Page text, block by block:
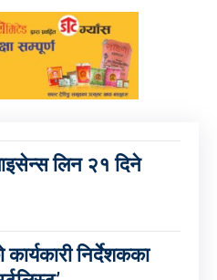
लिन २१ दिने
निर्देशकका